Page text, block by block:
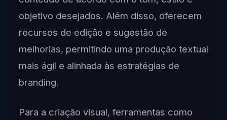
objetivo desejados. Além disso, oferecem
recursos de edição e sugestão de
melhorias, permitindo uma produção textual
mais ágil e alinhada às estratégias de
branding.
Para a criação visual, ferramentas como